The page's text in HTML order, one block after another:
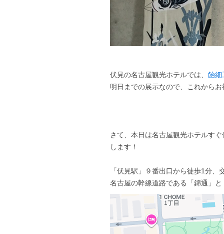
伏見の名古屋観光ホテルでは、 飴細
明日までの展示なので、これから
さて、本日は名古屋観光ホテルす
します！
「伏見駅」９番出口から徒歩1分
名古屋の幹線道路である「錦通」